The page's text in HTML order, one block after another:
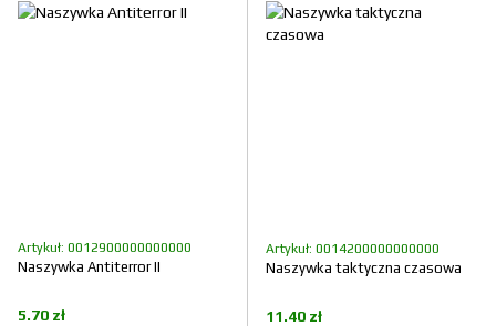
Artykuł: 0012900000000000
Naszywka Antiterror II
5.70 zł
Artykuł: 0014200000000000
Naszywka taktyczna czasowa
11.40 zł